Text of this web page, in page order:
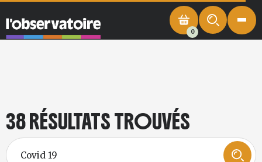
0
38 RÉSULTATS TROUVÉS